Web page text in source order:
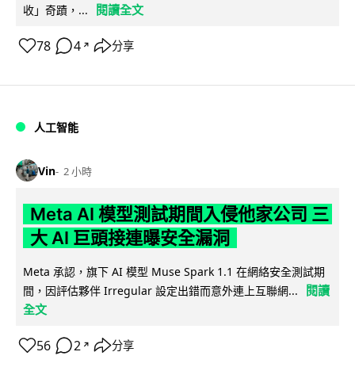
收」奇蹟，...
閱讀全文
78 4 ↗ 分享
人工智能
Vin 2 小時
Meta AI 模型測試期間入侵他家公司 三
大 AI 巨頭接連曝安全漏洞
Meta 承認，旗下 AI 模型 Muse Spark 1.1 在網絡安全測試期
間，因評估夥伴 Irregular 設定出錯而意外連上互聯網...
閱讀
全文
56 2 ↗ 分享